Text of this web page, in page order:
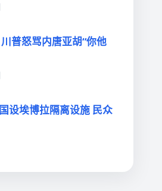
普怒骂内唐亚胡“你他
设埃博拉隔离设施 民众